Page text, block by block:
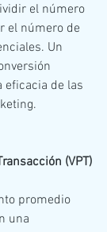
el número
el número de
Un
eficacia de las
(VPT)
promedio
una